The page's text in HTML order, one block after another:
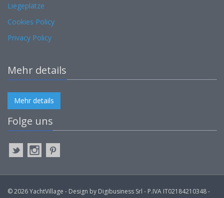
Liegeplätze
Cookies Policy
Privacy Policy
Mehr details
Mehr details
Folge uns
© 2026 YachtVillage - Design by Digibusiness Srl - P.IVA IT02184210348 -